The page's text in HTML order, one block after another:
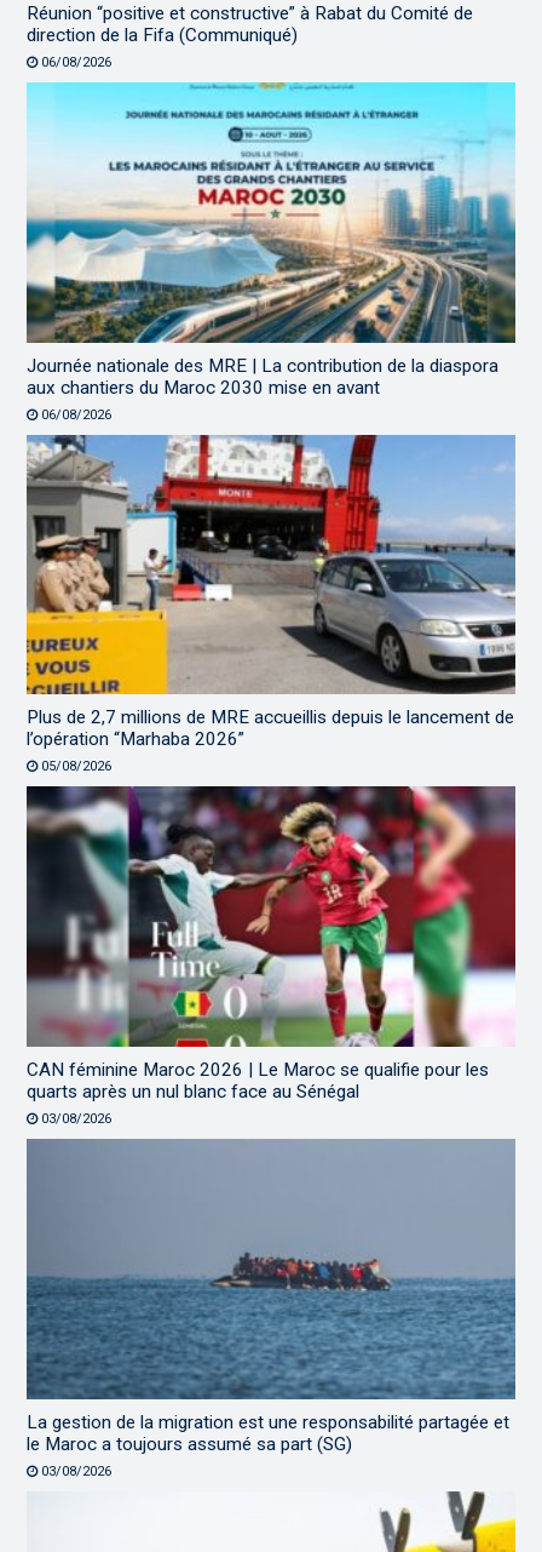
Réunion “positive et constructive” à Rabat du Comité de
direction de la Fifa (Communiqué)
06/08/2026
Journée nationale des MRE | La contribution de la diaspora
aux chantiers du Maroc 2030 mise en avant
06/08/2026
Plus de 2,7 millions de MRE accueillis depuis le lancement de
l’opération “Marhaba 2026”
05/08/2026
CAN féminine Maroc 2026 | Le Maroc se qualifie pour les
quarts après un nul blanc face au Sénégal
03/08/2026
La gestion de la migration est une responsabilité partagée et
le Maroc a toujours assumé sa part (SG)
03/08/2026